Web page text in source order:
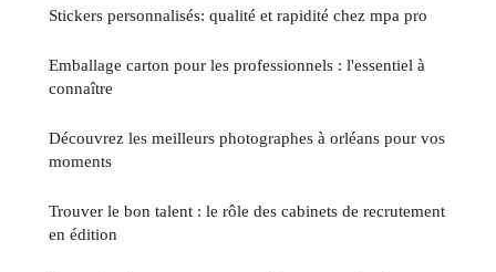
Stickers personnalisés: qualité et rapidité chez mpa pro
Emballage carton pour les professionnels : l'essentiel à
connaître
Découvrez les meilleurs photographes à orléans pour vos
moments
Trouver le bon talent : le rôle des cabinets de recrutement
en édition